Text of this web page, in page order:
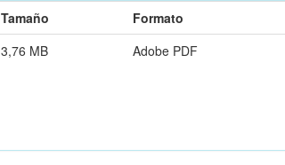
Tamaño
Formato
3,76 MB Adobe PDF